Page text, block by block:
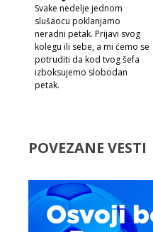
Svake nedelje jednom
slušaocu poklanjamo
neradni petak. Prijavi svog
kolegu ili sebe, a mi ćemo se
potruditi da kod tvog šefa
izboksujemo slobodan
petak.
POVEZANE VESTI